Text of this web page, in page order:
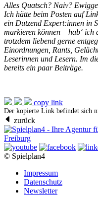
Alles Quatsch? Naiv?
Ich hätte beim Posten auf
ein Dutzend Expert:innen in
markieren können – hab‘
trotzdem liebend gerne
Einordnungen, Rants,
Leserinnen und Lesern. Im
bereits ein paar Beiträge.
copy link
Der kopierte Link befindet sich
zurück
© Spielplan4
Impressum
Datenschutz
Newsletter